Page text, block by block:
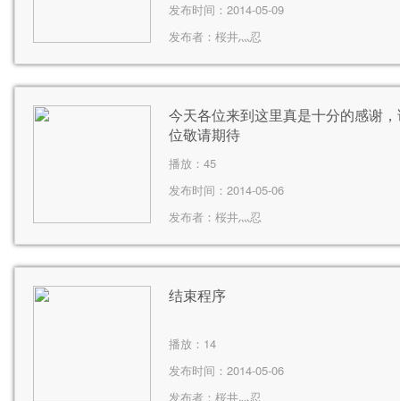
发布时间：2014-05-09
发布者： 桜井灬忍
今天各位来到这里真是十分的感谢
位敬请期待
播放： 45
发布时间：2014-05-06
发布者： 桜井灬忍
结束程序
播放： 14
发布时间：2014-05-06
发布者： 桜井灬忍